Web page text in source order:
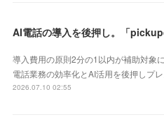
導入費用の原則2分の1以内が補助対象
電話業務の効率化とAI活用を後押しプ
2026.07.10 02:55